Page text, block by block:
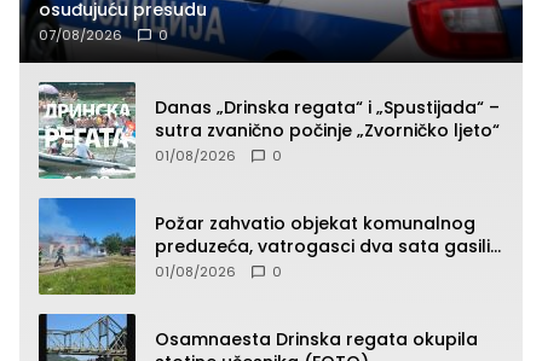
osuđujuću presudu
07/08/2026 0
Danas „Drinska regata“ i „Spustijada“ –
sutra zvanično počinje „Zvorničko ljeto“
01/08/2026 0
Požar zahvatio objekat komunalnog
preduzeća, vatrogasci dva sata gasili
vatru (FOTO)
01/08/2026 0
Osamnaesta Drinska regata okupila